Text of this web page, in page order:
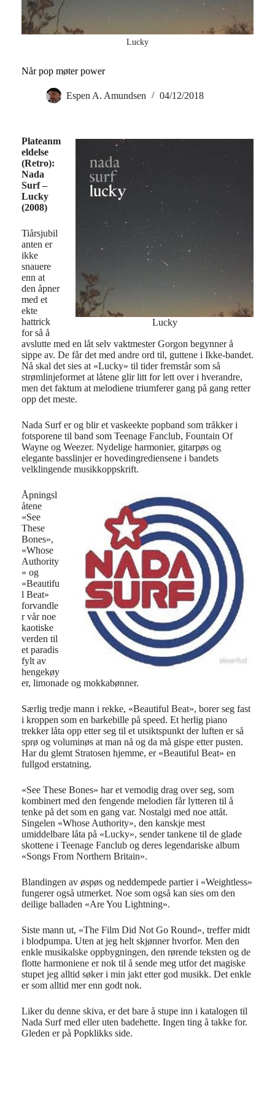
Lucky
Når pop møter power
Espen A. Amundsen 04/12/2018
Lucky
Plateanm
eldelse
(Retro):
Nada
Surf –
Lucky
(2008)
Tiårsjubil
anten er
ikke
snauere
enn at
den åpner
med et
ekte
hattrick
for så å
avslutte med en låt selv vaktmester Gorgon begynner å
sippe av. De får det med andre ord til, guttene i Ikke-bandet.
Nå skal det sies at «Lucky» til tider fremstår som så
strømlinjeformet at låtene glir litt for lett over i hverandre,
men det faktum at melodiene triumferer gang på gang retter
opp det meste.
Nada Surf er og blir et vaskeekte popband som tråkker i
fotsporene til band som Teenage Fanclub, Fountain Of
Wayne og Weezer. Nydelige harmonier, gitarpøs og
elegante basslinjer er hovedingrediensene i bandets
velklingende musikkoppskrift.
Åpningsl
åtene
«See
These
Bones»,
«Whose
Authority
» og
«Beautifu
l Beat»
forvandle
r vår noe
kaotiske
verden til
et paradis
fylt av
hengekøy
er, limonade og mokkabønner.
Særlig tredje mann i rekke, «Beautiful Beat», borer seg fast
i kroppen som en barkebille på speed. Et herlig piano
trekker låta opp etter seg til et utsiktspunkt der luften er så
sprø og voluminøs at man nå og da må gispe etter pusten.
Har du glemt Stratosen hjemme, er «Beautiful Beat» en
fullgod erstatning.
«See These Bones» har et vemodig drag over seg, som
kombinert med den fengende melodien får lytteren til å
tenke på det som en gang var. Nostalgi med noe attåt.
Singelen «Whose Authority», den kanskje mest
umiddelbare låta på «Lucky», sender tankene til de glade
skottene i Teenage Fanclub og deres legendariske album
«Songs From Northern Britain».
Blandingen av øspøs og neddempede partier i «Weightless»
fungerer også utmerket. Noe som også kan sies om den
deilige balladen «Are You Lightning».
Siste mann ut, «The Film Did Not Go Round», treffer midt
i blodpumpa. Uten at jeg helt skjønner hvorfor. Men den
enkle musikalske oppbygningen, den rørende teksten og de
flotte harmoniene er nok til å sende meg utfor det magiske
stupet jeg alltid søker i min jakt etter god musikk. Det enkle
er som alltid mer enn godt nok.
Liker du denne skiva, er det bare å stupe inn i katalogen til
Nada Surf med eller uten badehette. Ingen ting å takke for.
Gleden er på Popklikks side.